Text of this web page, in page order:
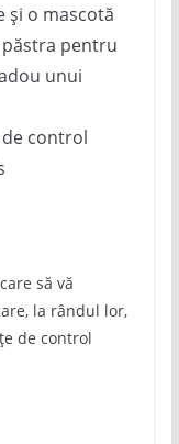
și o mascotă
pentru
unui
control
să vă
la rândul lor,
de control